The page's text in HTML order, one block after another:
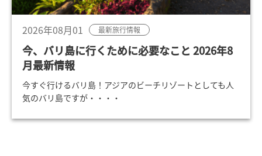
2026年08月01 最新旅行情報
今、バリ島に行くために必要なこと 2026年8
月最新情報
今すぐ行けるバリ島！アジアのビーチリゾートとしても人
気のバリ島ですが・・・・